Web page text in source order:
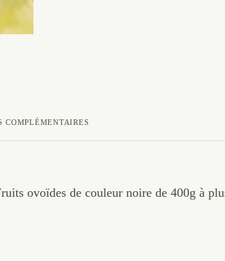
COMPLÉMENTAIRES
ovoïdes de couleur noire de 400g à